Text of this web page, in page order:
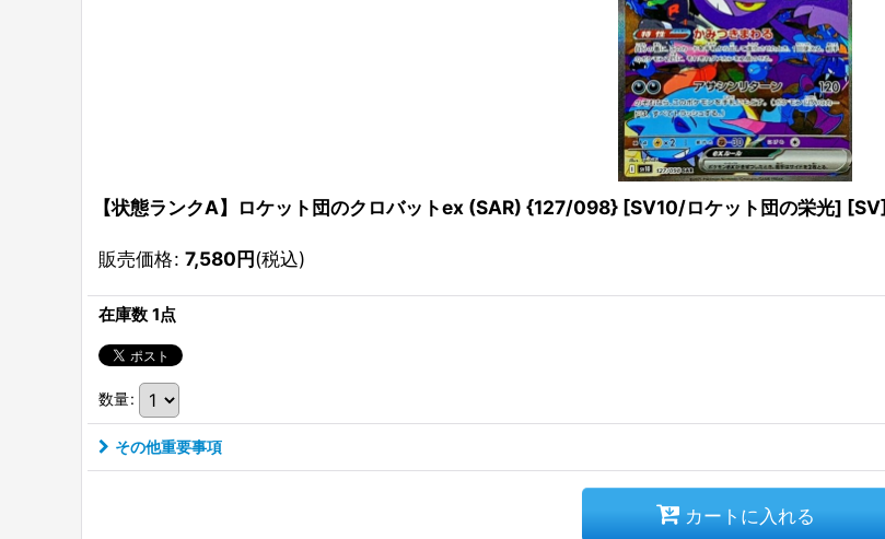
【状態ランクA】ロケット団のクロバットex (SAR) {127/098} [SV10/ロケット団の栄光] [SV]
販売価格: 7,580円(税込)
在庫数 1点
数量:
その他重要事項
カートに入れる